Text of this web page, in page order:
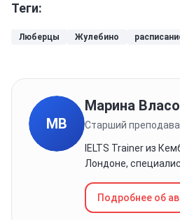
Теги:
Люберцы Жулебино
МВ
Марина
Старший
IELTS Trainer из
Лондоне,
Подробнее об